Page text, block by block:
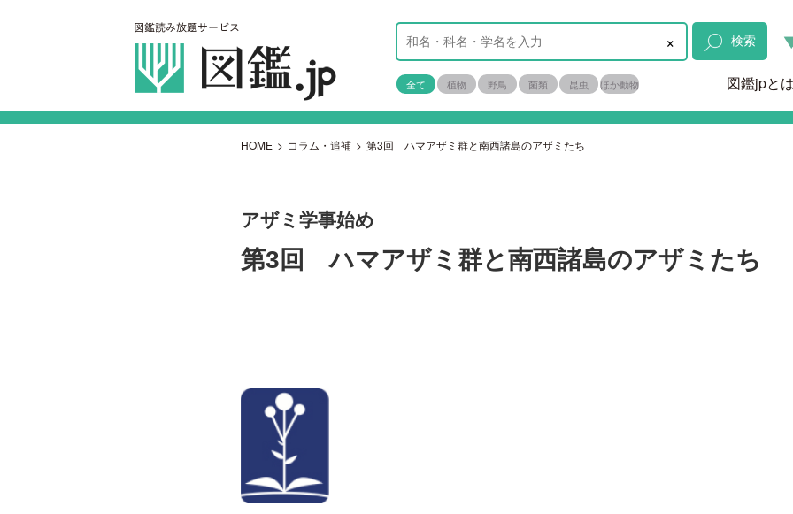
× 検索
全て 植物 野鳥 菌類 昆虫 ほか動物 図鑑jpと
HOME > コラム・追補 > 第3回 ハマアザミ群と南西諸島のアザミたち
アザミ学事始め
第3回 ハマアザミ群と南西諸島のアザミたち